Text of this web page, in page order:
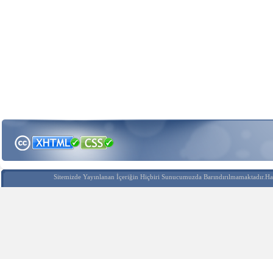
Sitemizde Yayınlanan İçeriğin Hiçbiri Sunucumuzda